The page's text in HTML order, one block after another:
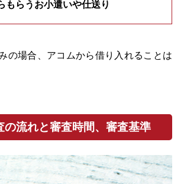
もらうお小遣いや仕送り
の場合、アコムから借り入れることは
の流れと審査時間、審査基準